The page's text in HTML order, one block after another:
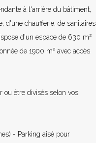
à l'arrière du bâtiment,
d'une chaufferie, de sanitaires
d'un espace de 630 m²
de 1900 m² avec accès
ou être divisés selon vos
- Parking aisé pour